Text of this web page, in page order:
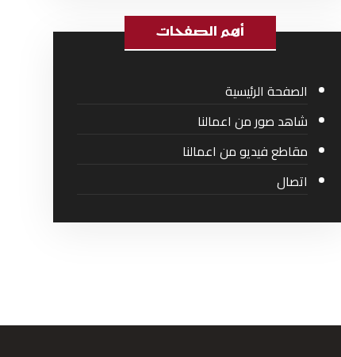
أهم الصفحات
الصفحة الرئيسية
شاهد صور من اعمالنا
مقاطع فيديو من اعمالنا
اتصال